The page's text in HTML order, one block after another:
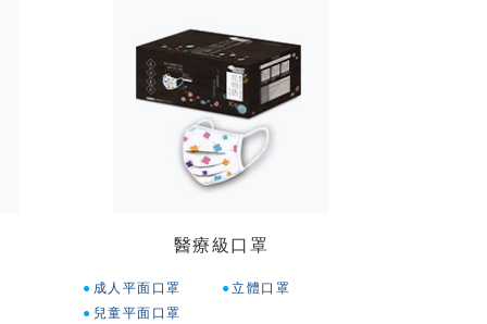
醫療級口罩
成人平面口罩
立體口罩
兒童平面口罩